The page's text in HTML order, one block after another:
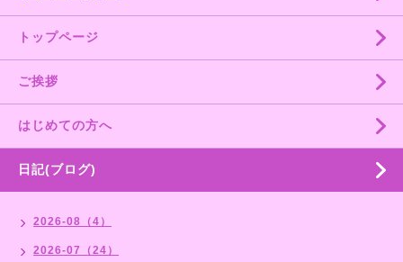
トップページ
ご挨拶
はじめての方へ
日記(ブログ)
2026-08（4）
2026-07（24）